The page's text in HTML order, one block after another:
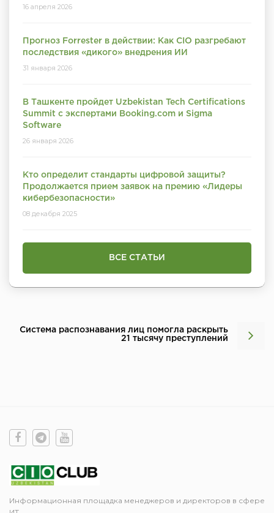
16 апреля 2026
Прогноз Forrester в действии: Как CIO разгребают
последствия «дикого» внедрения ИИ
31 января 2026
В Ташкенте пройдет Uzbekistan Tech Certifications
Summit с экспертами Booking.com и Sigma
Software
26 января 2026
Кто определит стандарты цифровой защиты?
Продолжается прием заявок на премию «Лидеры
кибербезопасности»
08 декабря 2025
ВСЕ СТАТЬИ
Система распознавания лиц помогла раскрыть
21 тысячу преступлений
Информационная площадка менеджеров и директоров в сфере